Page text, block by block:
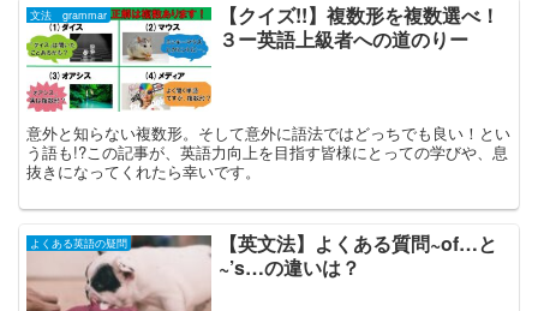
文法 grammar
【クイズ!!】複数形を複数選べ！
３ー英語上級者への道のりー
意外と知らない複数形。そして意外に語法ではどっちでも良い！とい
う語も!?この記事が、英語力向上を目指す皆様にとっての学びや、息
抜きになってくれたら幸いです。
よくある英語の疑問
【英文法】よくある質問~of…と
~’s…の違いは？